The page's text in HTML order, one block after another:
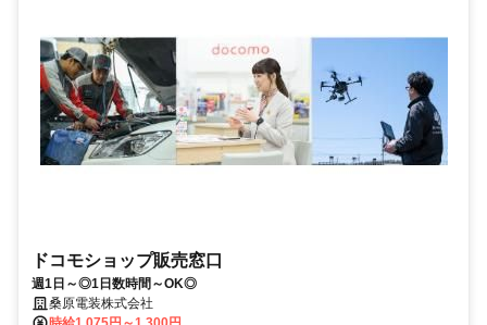
ドコモショップ販売窓口
週1日～◎1日数時間～OK◎
桑原電装株式会社